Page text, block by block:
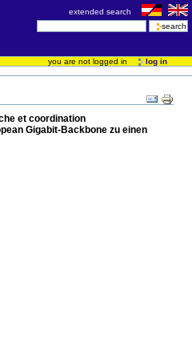
extended search
you are not logged in
log in
et coordination
Gigabit-Backbone zu einen